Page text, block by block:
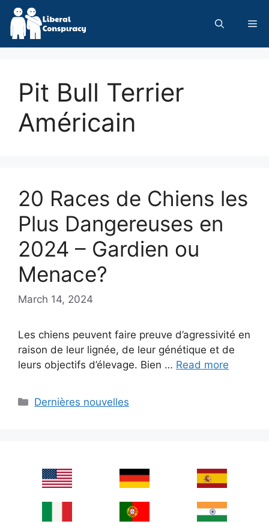
Skip
content
Pit Bull Terrier
Américain
20 Races de Chiens les
Plus Dangereuses en
2024 – Gardien ou
Menace?
March 14, 2024
Les chiens peuvent faire preuve d’agressivité en
raison de leur lignée, de leur génétique et de
leurs objectifs d’élevage. Bien … Read more
Categories
Dernières nouvelles